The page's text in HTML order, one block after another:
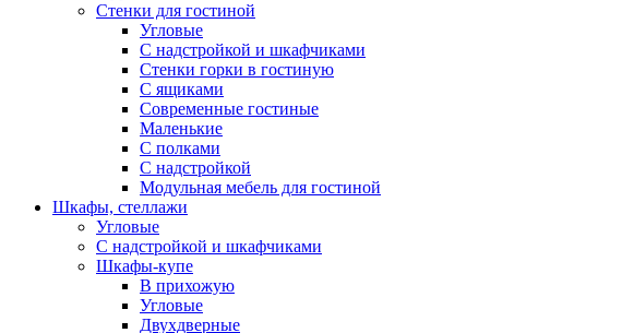
Стенки для гостиной
Угловые
С надстройкой и шкафчиками
Стенки горки в гостиную
С ящиками
Современные гостиные
Маленькие
С полками
С надстройкой
Модульная мебель для гостиной
Шкафы, стеллажи
Угловые
С надстройкой и шкафчиками
Шкафы-купе
В прихожую
Угловые
Двухдверные